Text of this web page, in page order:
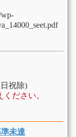
wp-
祝除)
ださい。
未達